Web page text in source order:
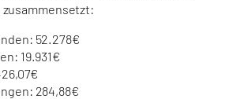
52.278€
19.931€
284,88€